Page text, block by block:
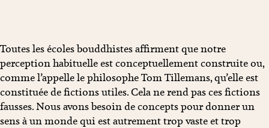
Toutes les écoles bouddhistes affirment que notre
perception habituelle est conceptuellement construite ou,
comme l’appelle le philosophe Tom Tillemans, qu’elle est
constituée de fictions utiles. Cela ne rend pas ces fictions
fausses. Nous avons besoin de concepts pour donner un
sens à un monde qui est autrement trop vaste et trop